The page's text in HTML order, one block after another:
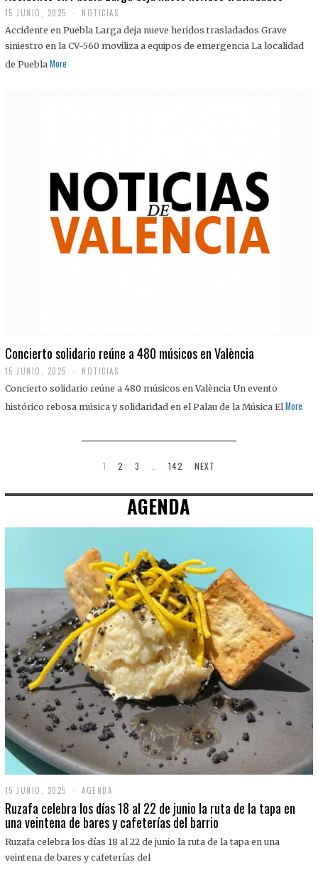
15 JUNIO, 2025 NOTICIAS
Accidente en Puebla Larga deja nueve heridos trasladados Grave
siniestro en la CV-560 moviliza a equipos de emergencia La localidad
de Puebla More
Concierto solidario reúne a 480 músicos en València
15 JUNIO, 2025 NOTICIAS
Concierto solidario reúne a 480 músicos en València Un evento
histórico rebosa música y solidaridad en el Palau de la Música El More
1 2 3 142 NEXT
AGENDA
15 JUNIO, 2025
J
U
I
O
AGENDA
Ruzafa celebra los días 18 al 22 de junio la ruta de la tapa en
una veintena de bares y cafeterías del barrio
Ruzafa celebra los días 18 al 22 de junio la ruta de la tapa en una
veintena de bares y cafeterías del